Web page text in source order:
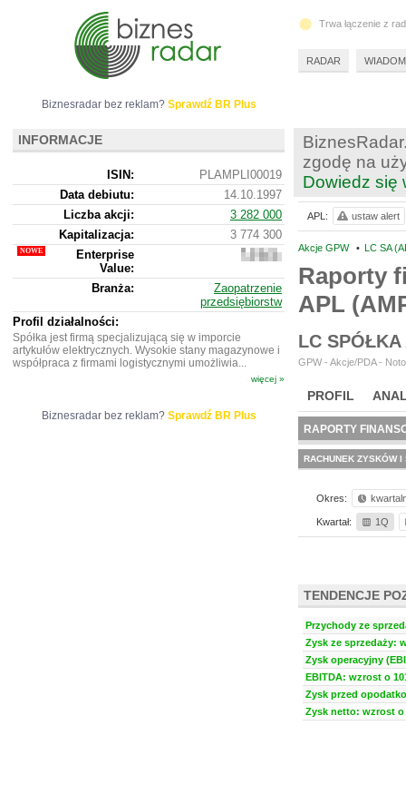
zgodę na
Dowiedz się
Akcje GPW • LC SA
Raporty
APL
LC
GPW - Akcje/PDA -
PROFIL
BR LAB
RAPORTY
RACHUNEK ZYSKÓW I
Okres:
Kwartał: 1Q
TENDENCJE
Przychody ze
Zysk ze sprzedaży:
Zysk operacyjny
EBITDA: wzrost o
Zysk przed
Zysk netto: wzrost o
APL: ustaw alert
Biznesradar bez reklam? Sprawdź BR Plus
INFORMACJE
ISIN:
PLAMPLI00019
Data debiutu:
14.10.1997
Liczba akcji:
3 282 000
Kapitalizacja:
3 774 300
Enterprise
Value:
2
300
Branża:
Zaopatrzenie
przedsiębiorstw
Profil działalności:
Spółka jest firmą specjalizującą się w imporcie
artykułów elektrycznych. Wysokie stany magazynowe i
współpraca z firmami logistycznymi umożliwia...
więcej »
Biznesradar bez reklam? Sprawdź BR Plus
Trwa łączenie z
RADAR